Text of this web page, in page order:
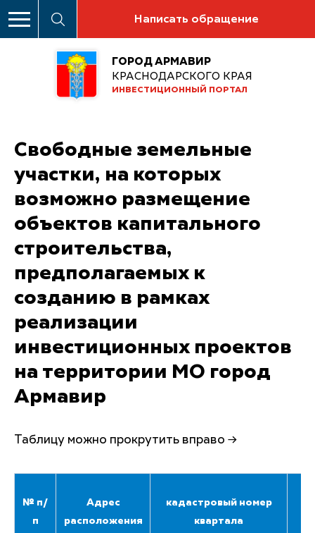
Написать обращение
ГОРОД АРМАВИР
КРАСНОДАРСКОГО КРАЯ
ИНВЕСТИЦИОННЫЙ ПОРТАЛ
Свободные земельные
участки, на которых
возможно размещение
объектов капитального
строительства,
предполагаемых к
созданию в рамках
реализации
инвестиционных проектов
на территории МО город
Армавир
Таблицу можно прокрутить вправо →
№ п/
п
Адрес
расположения
кадастровый номер
квартала